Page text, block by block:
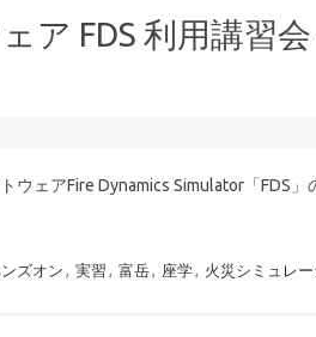
ア FDS 利用講習会
ェアFire Dynamics Simulator「FDS」
ズオン , 実習 , 富岳, 座学, 火災シミュレ